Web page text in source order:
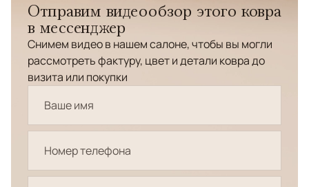
Отправим видеообзор этого ковра
в мессенджер
Снимем видео в нашем салоне, чтобы вы могли
рассмотреть фактуру, цвет и детали ковра до
визита или покупки